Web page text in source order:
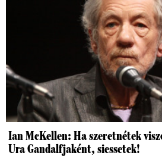
Ian McKellen: Ha szeretnétek
Ura Gandalfjaként, siessetek!